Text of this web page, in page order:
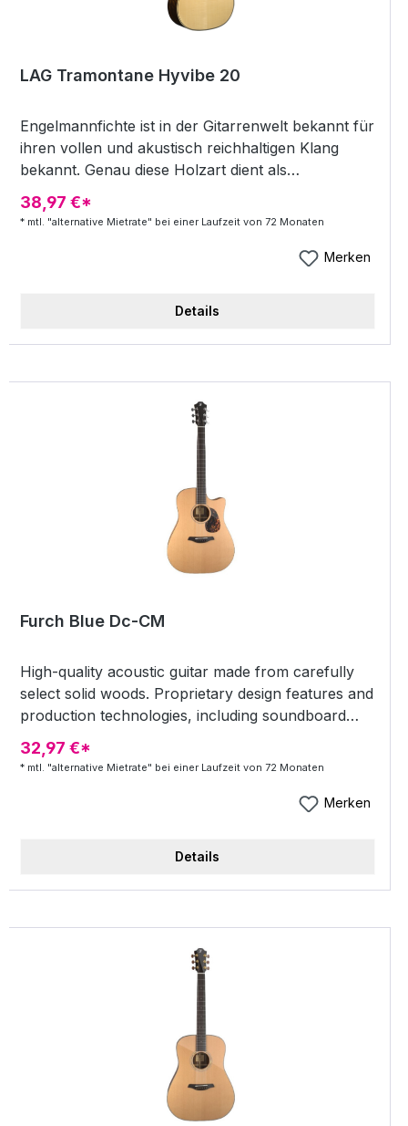
LAG Tramontane Hyvibe 20
Engelmannfichte ist in der Gitarrenwelt bekannt für
ihren vollen und akustisch reichhaltigen Klang
bekannt. Genau diese Holzart dient als
Massivholzdecke für die Tramontane HyVibe 20.
Der Korpus aus Ovangkol sorgt für die nötige
Seriengitarre ist ihr integriertes HyVibe-System,
wird. Die smarte Technologie sorgt dafür dass die
Tuner sowohl per App als auch über das LCD-
können sogar ganze Song-Playlists abgespielt
werden, wodurch die Gitarre zur Jukebox wird.
Das alle funktioniert ganz ohne externes
Effekte, Loop-Funktion und Speaker-Fähigkeiten 8
GB Speicherkapazität für eigene Aufnahmen
Bluetooth-Verbindung Klinkenein- und ausgänge
Kostenlose App für Handysteuerung Decke:
38,97 €*
* mtl. "alternative Mietrate" bei einer Laufzeit von 72 Monaten
Merken
Details
Furch Blue Dc-CM
High-quality acoustic guitar made from carefully
select solid woods. Proprietary design features and
production technologies, including soundboard
voicing, the revolutionary Furch CNR System®
neck joint, and Open-Pore Finish. Refined warm
soundboard is made from high-grade western red
African mahogany. Open-Pore Finish leaves wood
combination of these high-quality solid tonewoods
produces a beautiful musical sound across the
entire tonal range with slightly pronounced lows.
32,97 €*
* mtl. "alternative Mietrate" bei einer Laufzeit von 72 Monaten
Merken
Details